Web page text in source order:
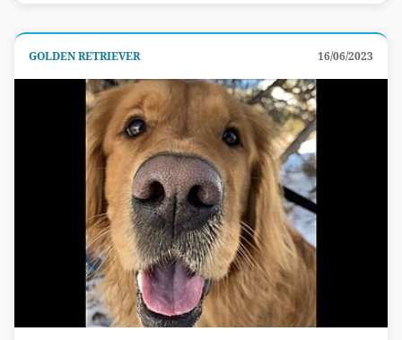
GOLDEN RETRIEVER 16/06/2023